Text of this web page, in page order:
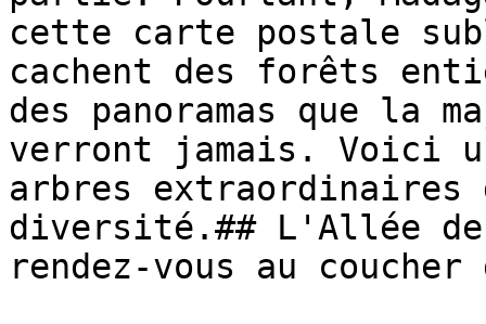
cette carte postale
cachent des forêts
des panoramas que la
verront jamais. Voici
arbres extraordinaires
diversité.## L'Allée
rendez-vous au